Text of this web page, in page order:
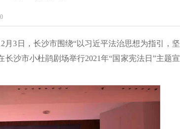
月3日，长沙市围绕“以习近平法治思想为指引，坚
沙市小杜鹃剧场举行2021年“国家宪法日”主题宣